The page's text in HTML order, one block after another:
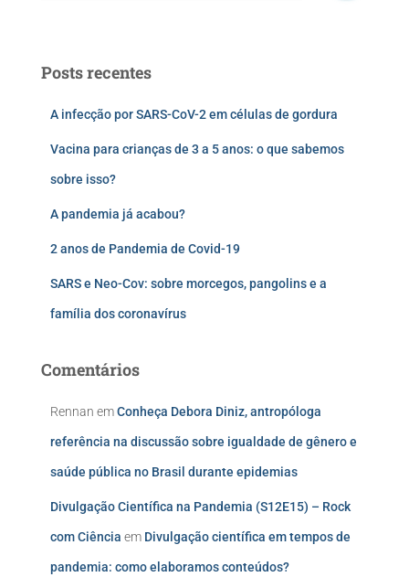
Posts recentes
A infecção por SARS-CoV-2 em células de gordura
Vacina para crianças de 3 a 5 anos: o que sabemos
sobre isso?
A pandemia já acabou?
2 anos de Pandemia de Covid-19
SARS e Neo-Cov: sobre morcegos, pangolins e a
família dos coronavírus
Comentários
Rennan emConheça Debora Diniz, antropóloga
referência na discussão sobre igualdade de gênero e
saúde pública no Brasil durante epidemias
Divulgação Científica na Pandemia (S12E15) – Rock
com Ciência em Divulgação científica em tempos de
pandemia: como elaboramos conteúdos?